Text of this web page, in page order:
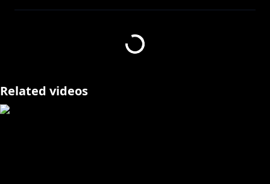
⋈ －－－－－－－－－－－－－－－－－－－－－⋈
https://twitter.com/usadapekora
Related videos